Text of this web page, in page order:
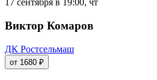
17 сентября в 19:00, чт
Виктор Комаров
ДК Ростсельмаш
от 1680 ₽